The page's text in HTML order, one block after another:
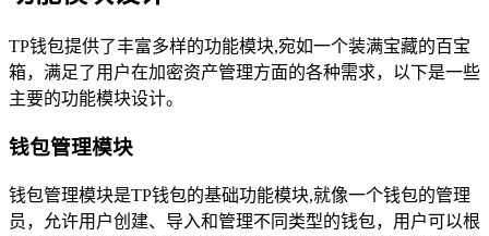
TP钱包提供了丰富多样的功能模块,宛如一个装满宝藏的百宝
箱，满足了用户在加密资产管理方面的各种需求，以下是一些
主要的功能模块设计。
钱包管理模块
钱包管理模块是TP钱包的基础功能模块,就像一个钱包的管理
员，允许用户创建、导入和管理不同类型的钱包，用户可以根